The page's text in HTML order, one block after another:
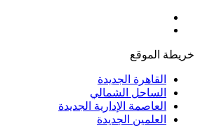
خريطة الموقع
القاهرة الجديدة
الساحل الشمالي
العاصمة الإدارية الجديدة
العلمين الجديدة